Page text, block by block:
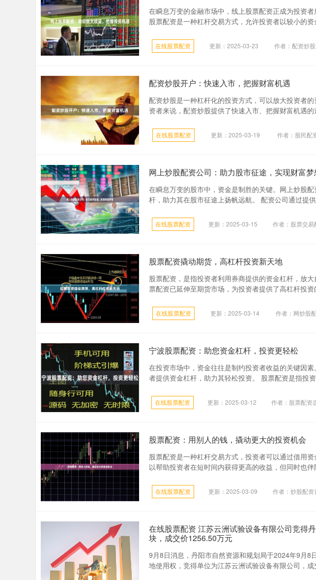
在瞬息万变的金融市场中，线上股票配资正成为投资
股票配资是一种杠杆交易方式，允许投资者以较小的
在线股票配资 更新：2025-03-23 作者：配资炒
配资炒股开户：快速入市，把握财富机遇
配资炒股是一种杠杆化的投资方式，可以放大投资者
资者来说，配资炒股提供了快速入市、把握财富机遇
在线股票配资 更新：2025-03-19 作者：股民配
网上炒股配资公司：助力股市征途，实现财富梦
在瞬息万变的股市中，资金是制胜的关键。网上炒股
杆，助力其在股市征途上扬帆远航。 配资公司通过提
在线股票配资 更新：2025-03-15 作者：股票交易
股票配资撬动期货，高杠杆投资新天地
股票配资，是指投资者利用券商提供的资金杠杆，放
票配资已延伸至期货市场，为投资者提供了高杠杆投
在线股票配资 更新：2025-03-14 作者：网炒股
宁波股票配资：助您资金杠杆，投资更轻松
在投资市场中，资金往往是制约投资者收益的关键因
者提供资金杠杆，助力其轻松投资。 股票配资是指投
在线股票配资 更新：2025-03-12 作者：股票配资
股票配资：用别人的钱，撬动更大的投资机会
股票配资是一种杠杆交易方式，投资者可以通过借用
以帮助投资者在短时间内获得更高的收益，但同时也
在线股票配资 更新：2025-03-09 作者：炒股配资
在线股票配资 江苏云洲试验设备有限公司竞得
块，成交价1256.50万元
9月8日消息，丹阳市自然资源和规划局于2024年9月8
地使用权，竞得单位为江苏云洲试验设备有限公司，